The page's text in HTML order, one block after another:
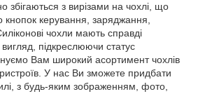
збігаються з вирізами на чохлі, що
кнопок керування, заряджання,
чохли мають справді
підкреслюючи статус
Вам широкий асортимент чохлів
У нас Ви зможете придбати
з будь-яким зображенням, фото,